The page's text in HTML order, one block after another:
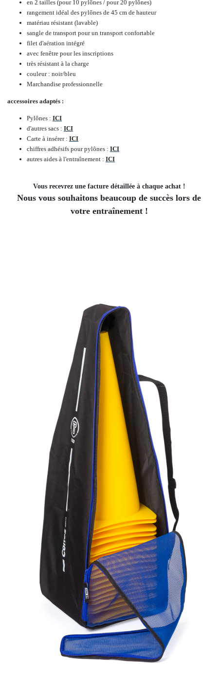
en 2 tailles (pour 10 pylônes / pour 20 pylônes)
rangement idéal des pylônes de 45 cm de hauteur
matériau résistant (lavable)
sangle de transport pour un transport confortable
filet d'aération intégré
avec fenêtre pour les inscriptions
très résistant à la charge
couleur : noir/bleu
Marchandise professionnelle
accessoires adaptés :
Pylônes : ICI
d'autres sacs : ICI
Carte à insérer : ICI
chiffres adhésifs pour pylônes : ICI
autres aides à l'entraînement : ICI
Vous recevrez une facture détaillée à chaque achat !
Nous vous souhaitons beaucoup de succès lors de
votre entraînement !